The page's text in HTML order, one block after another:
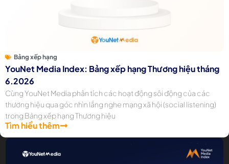
Bảng xếp hạng
YouNet Media Index: Bảng xếp hạng Thương hiệu tháng
6.2026
Cùng YouNet Media phân tích các hoạt động sôi động của các
thương hiệu qua góc nhìn lắng nghe mạng xã hội (social listening)
trong Bảng xếp hạng Thương hiệu
Tìm hiểu thêm